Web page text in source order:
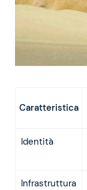
Caratteristica
Identità
Infrastruttura